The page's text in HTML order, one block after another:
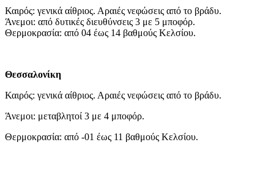
Καιρός: γενικά αίθριος. Αραιές νεφώσεις από το βράδυ.
Άνεμοι: από δυτικές διευθύνσεις 3 με 5 μποφόρ.
Θερμοκρασία: από 04 έως 14 βαθμούς Κελσίου.
Θεσσαλονίκη
Καιρός: γενικά αίθριος. Αραιές νεφώσεις από το βράδυ.
Άνεμοι: μεταβλητοί 3 με 4 μποφόρ.
Θερμοκρασία: από -01 έως 11 βαθμούς Κελσίου.